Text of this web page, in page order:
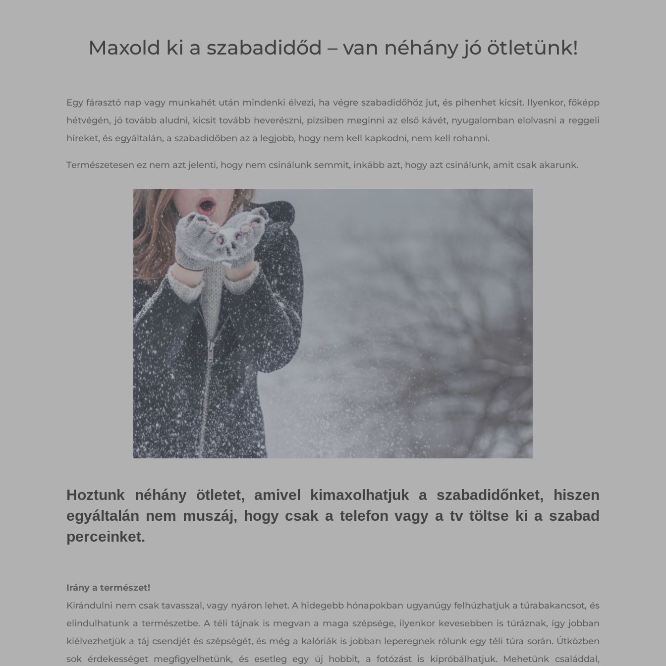
Maxold ki a szabadidőd – van néhány jó ötletünk!
Egy fárasztó nap vagy munkahét után mindenki élvezi, ha végre szabadidőhöz jut, és pihenhet kicsit. Ilyenkor, főképp
hétvégén, jó tovább aludni, kicsit tovább heverészni, pizsiben meginni az első kávét, nyugalomban elolvasni a reggeli
híreket, és egyáltalán, a szabadidőben az a legjobb, hogy nem kell kapkodni, nem kell rohanni.
Természetesen ez nem azt jelenti, hogy nem csinálunk semmit, inkább azt, hogy azt csinálunk, amit csak akarunk.
Hoztunk néhány ötletet, amivel kimaxolhatjuk a szabadidőnket, hiszen
egyáltalán nem muszáj, hogy csak a telefon vagy a tv töltse ki a szabad
perceinket.
Irány a természet!
Kirándulni nem csak tavasszal, vagy nyáron lehet. A hidegebb hónapokban ugyanúgy felhúzhatjuk a túrabakancsot, és
elindulhatunk a természetbe. A téli tájnak is megvan a maga szépsége, ilyenkor kevesebben is túráznak, így jobban
kiélvezhetjük a táj csendjét és szépségét, és még a kalóriák is jobban leperegnek rólunk egy téli túra során. Útközben
sok érdekességet megfigyelhetünk, és esetleg egy új hobbit, a fotózást is kipróbálhatjuk. Mehetünk családdal,